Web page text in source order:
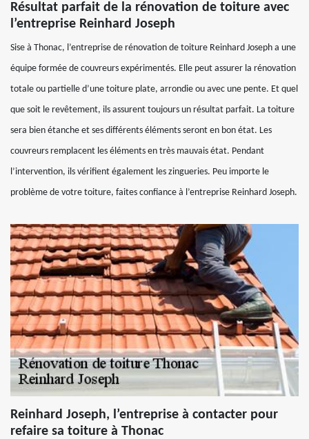
Résultat parfait de la rénovation de toiture avec
l’entreprise Reinhard Joseph
Sise à Thonac, l’entreprise de rénovation de toiture Reinhard Joseph a une
équipe formée de couvreurs expérimentés. Elle peut assurer la rénovation
totale ou partielle d’une toiture plate, arrondie ou avec une pente. Et quel
que soit le revêtement, ils assurent toujours un résultat parfait. La toiture
sera bien étanche et ses différents éléments seront en bon état. Les
couvreurs remplacent les éléments en très mauvais état. Pendant
l’intervention, ils vérifient également les zingueries. Peu importe le
problème de votre toiture, faites confiance à l’entreprise Reinhard Joseph.
Reinhard Joseph, l’entreprise à contacter pour
refaire sa toiture à Thonac